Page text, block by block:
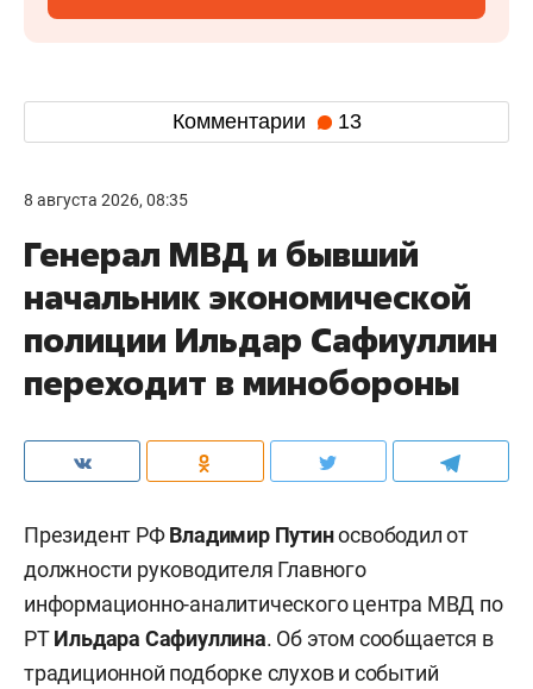
Комментарии 13
8 августа 2026, 08:35
Генерал МВД и бывший
начальник экономической
полиции Ильдар Сафиуллин
переходит в минобороны
Президент РФВладимир Путиносвободил от
должности руководителя Главного
информационно-аналитического центра МВД по
РТИльдара Сафиуллина. Об этом сообщается в
традиционной подборке слухов и событий